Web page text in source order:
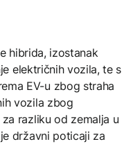
hibrida, izostanak
električnih vozila, te s
EV-u zbog straha
vozila zbog
razliku od zemalja u
državni poticaji za